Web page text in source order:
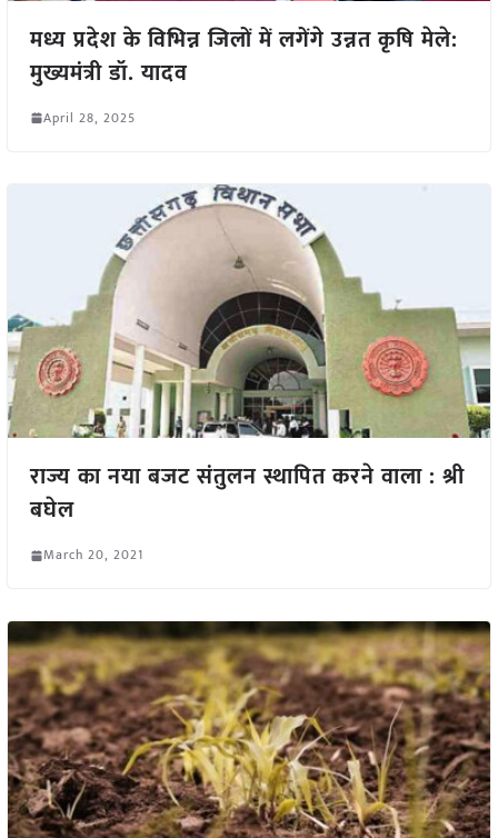
मध्य प्रदेश के विभिन्न जिलों में लगेंगे उन्नत कृषि मेले:
मुख्यमंत्री डॉ. यादव
April 28, 2025
राज्य का नया बजट संतुलन स्थापित करने वाला : श्री
बघेल
March 20, 2021